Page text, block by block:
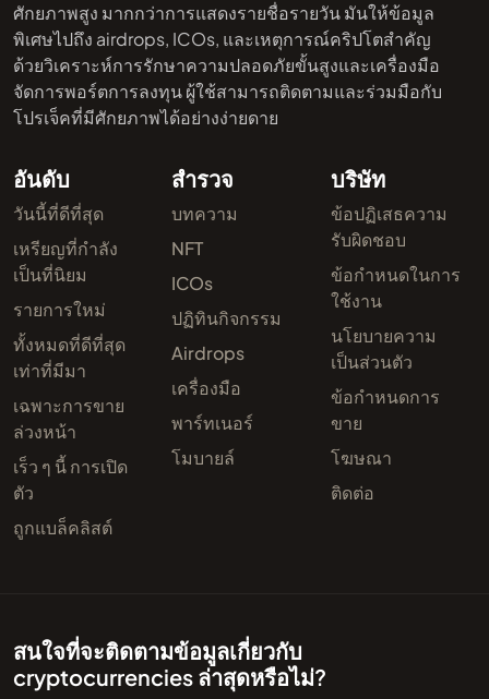
ศักยภาพสูง มากกว่าการแสดงรายชื่อรายวัน มันให้ข้อมูล
พิเศษไปถึง airdrops, ICOs, และเหตุการณ์คริปโตสำคัญ
ด้วยวิเคราะห์การรักษาความปลอดภัยขั้นสูงและเครื่องมือ
จัดการพอร์ตการลงทุน ผู้ใช้สามารถติดตามและร่วมมือกับ
โปรเจ็คที่มีศักยภาพได้อย่างง่ายดาย
อันดับ
วันนี้ที่ดีที่สุด
เหรียญที่กำลัง
เป็นที่นิยม
รายการใหม่
ทั้งหมดที่ดีที่สุด
เท่าที่มีมา
เฉพาะการขาย
ล่วงหน้า
เร็ว ๆ นี้ การเปิด
ตัว
ถูกแบล็คลิสต์
สำรวจ
บทความ
NFT
ICOs
ปฏิทินกิจกรรม
Airdrops
เครื่องมือ
พาร์ทเนอร์
โมบายล์
บริษัท
ข้อปฏิเสธความ
รับผิดชอบ
ข้อกำหนดในการ
ใช้งาน
นโยบายความ
เป็นส่วนตัว
ข้อกำหนดการ
ขาย
โฆษณา
ติดต่อ
สนใจที่จะติดตามข้อมูลเกี่ยวกับ
cryptocurrencies ล่าสุดหรือไม่?